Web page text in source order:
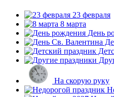
23 февраля
8 марта
День
На скорую руку